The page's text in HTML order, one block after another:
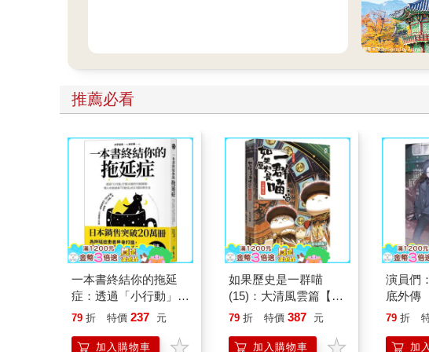
推薦必看
一本書終結你的拖延
症：透過「小行動」打
開大腦的行動開關，懶
的37個科學方法
79 折 特價 237 元
加入購物車
如果歷史是一群喵
(15)：大清風雲篇【萌
貓漫畫學歷史】
79 折 特價 387 元
加入購物車
演員們
底外傳
79 折
加